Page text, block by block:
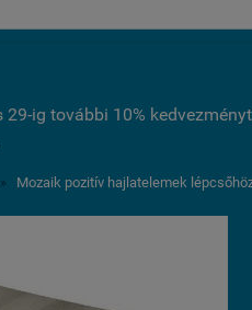
ig további 10%
» Mozaik pozitív hajlatelemek